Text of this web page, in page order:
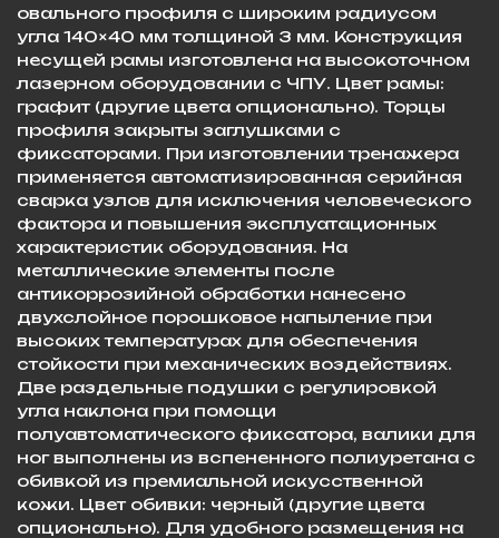
овального профиля с широким радиусом
угла 140×40 мм толщиной 3 мм. Конструкция
несущей рамы изготовлена на высокоточном
лазерном оборудовании с ЧПУ. Цвет рамы:
графит (другие цвета опционально). Торцы
профиля закрыты заглушками с
фиксаторами. При изготовлении тренажера
применяется автоматизированная серийная
сварка узлов для исключения человеческого
фактора и повышения эксплуатационных
характеристик оборудования. На
металлические элементы после
антикоррозийной обработки нанесено
двухслойное порошковое напыление при
высоких температурах для обеспечения
стойкости при механических воздействиях.
Две раздельные подушки с регулировкой
угла наклона при помощи
полуавтоматического фиксатора, валики для
ног выполнены из вспененного полиуретана с
обивкой из премиальной искусственной
кожи. Цвет обивки: черный (другие цвета
опционально). Для удобного размещения на